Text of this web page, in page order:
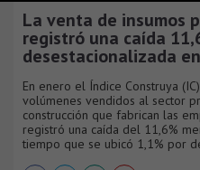
La venta de insumos
registró una caída
desestacionalizada
En enero el Índice Construya
volúmenes vendidos al sector
construcción que fabrican las
registró una caída del 11,6%
tiempo que se ubicó 1,1% por